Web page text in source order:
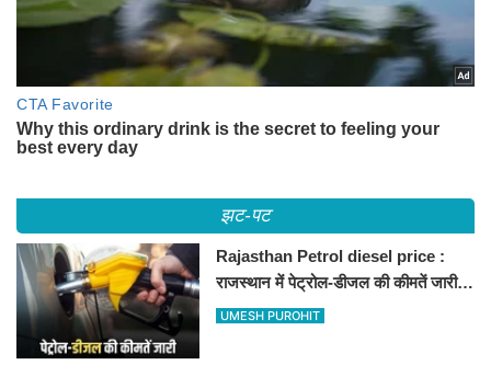
झट-पट
Rajasthan Petrol diesel price :
राजस्थान में पेट्रोल-डीजल की कीमतें जारी,
जानिए बीकानेर समेत पुरे प्रदेश में नए रेट
UMESH PUROHIT